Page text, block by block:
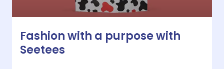
Fashion with a purpose with
Seetees